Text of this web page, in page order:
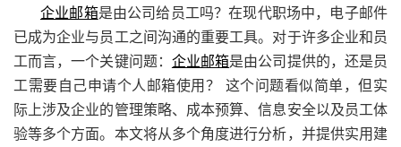
企业邮箱是由公司给员工吗？在现代职场中，电子邮件
已成为企业与员工之间沟通的重要工具。对于许多企业和员
工而言，一个关键问题： 企业邮箱是由公司提供的，还是员
工需要自己申请个人邮箱使用？ 这个问题看似简单，但实
际上涉及企业的管理策略、成本预算、信息安全以及员工体
验等多个方面。本文将从多个角度进行分析，并提供实用建